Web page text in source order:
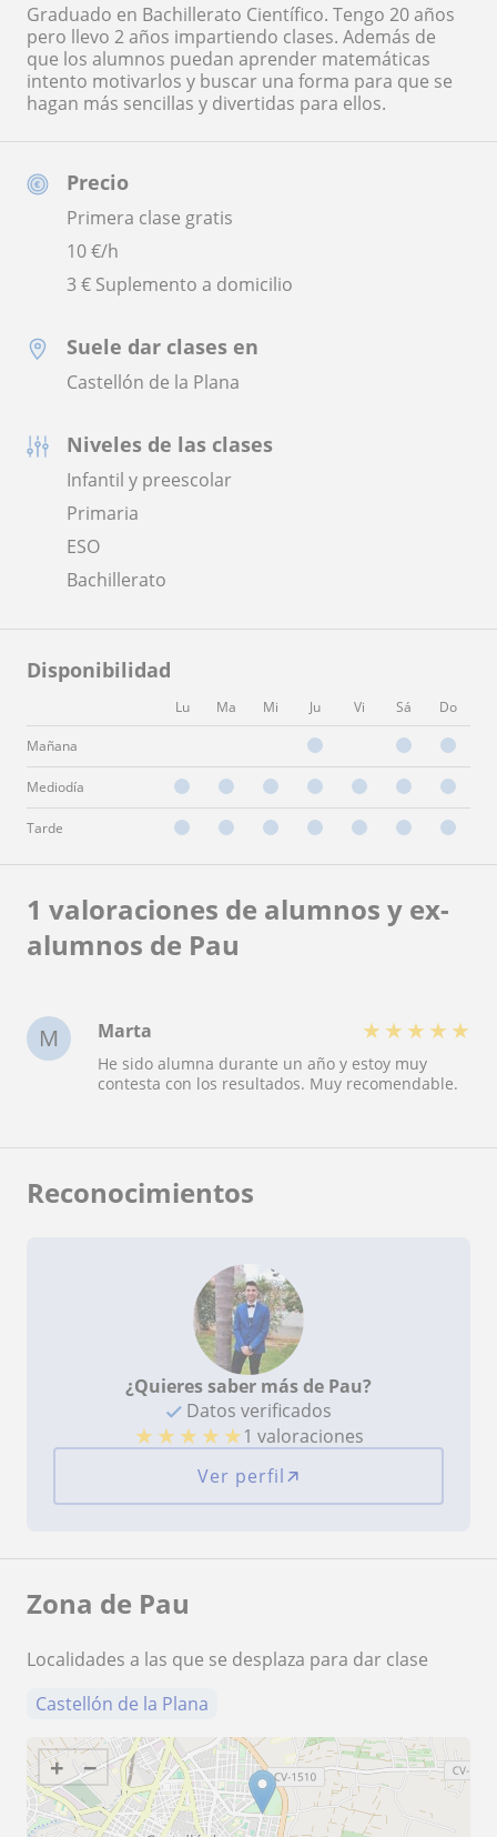
Precio
Primera clase gratis
10€/h
3 € Suplemento a domicilio
Suele dar clases en
Castellón de la Plana
Niveles de las clases
Infantil y preescolar
Primaria
ESO
Bachillerato
Disponibilidad
Lu Ma Mi Ju Vi Sá Do
Mañana
Mediodía
Tarde
Graduado en Bachillerato Científico. Tengo 20 años
pero llevo 2 años impartiendo clases. Además de
que los alumnos puedan aprender matemáticas
intento motivarlos y buscar una forma para que se
hagan más sencillas y divertidas para ellos.
1 valoraciones de alumnos y ex-
alumnos de Pau
M Marta ★ ★ ★ ★ ★
He sido alumna durante un año y estoy muy
contesta con los resultados. Muy recomendable.
Reconocimientos
¿Quieres saber más de Pau?
Datos verificados
★ ★ ★ ★ ★1 valoraciones
Ver perfil
Zona de Pau
Localidades a las que se desplaza para dar clase
Castellón de la Plana
+ −